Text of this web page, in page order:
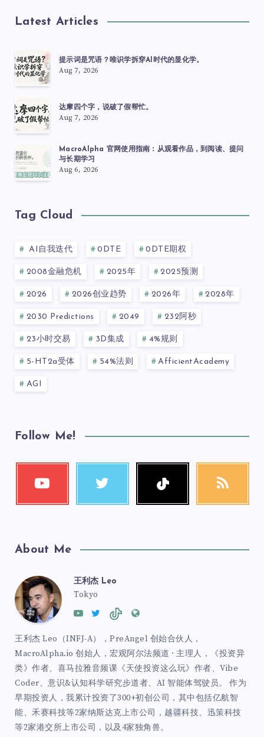
Latest Articles
提示词是咒语？唯识学拆穿AI时代的显化学。
Aug 7, 2026
达摩四个字，说破了假帮忙。
Aug 7, 2026
MacroAlpha 官网使用指南：从观看作品，到阅读、提问
与长期学习
Aug 6, 2026
Tag Cloud
AI自我迭代 0DTE 0DTE期权
2008金融危机 2025年 2025预测
2026 2026创业趋势 2026年 2028年
2030 Predictions 2049 232阿秒
23小时交易 3D集成 4%规则
5-HT2a受体 54%法则 AfficientAcademy
AGI
Follow Me!
About Me
王利杰 Leo
Tokyo
王利杰 Leo（INFJ-A），PreAngel 创始合伙人，
MacroAlpha.io 创始人，宏观阿尔法频道 · 主理人，《投资异
类》作者、喜马拉雅音频课《天使投资这么玩》作者、Vibe
Coder、意识&认知科学研究步道者、AI 智能体驾驶员。 作为
早期投资人，我累计投资了300+初创公司，其中包括亿航智
能、禾赛科技等2家纳斯达克上市公司，越疆科技、迅策科技
等2家港交所上市公司，以及4家独角兽。